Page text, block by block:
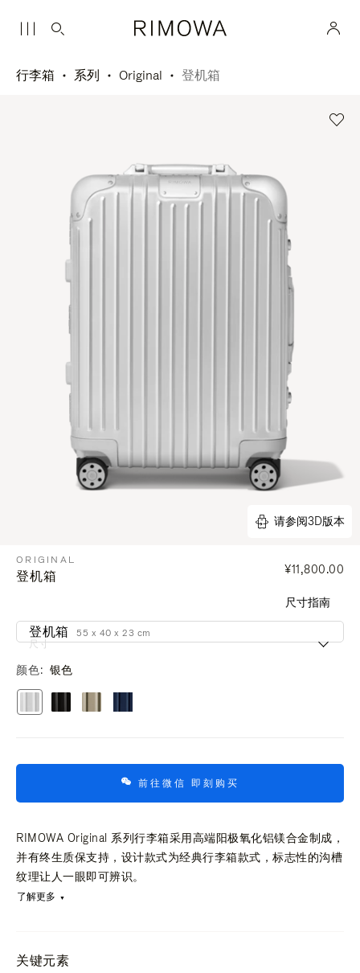
行李箱 系列 Original 登机箱
请参阅3D版本
ORIGINAL
登机箱 ¥11,800.00
尺寸指南
尺寸
登机箱 55 x 40 x 23 cm
颜色 银色
前往微信 即刻购买
RIMOWA Original 系列行李箱采用高端阳极氧化铝镁合金制成，
并有终生质保支持，设计款式为经典行李箱款式，标志性的沟槽
纹理让人一眼即可辨识。
了解更多
关键元素